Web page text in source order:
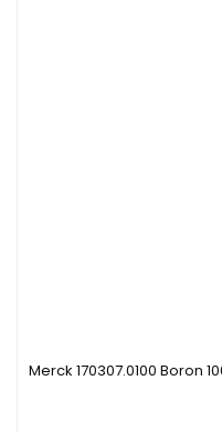
Merck 170307.0100 Boron